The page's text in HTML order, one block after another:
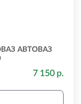
АВТОВАЗ
7 150 р.